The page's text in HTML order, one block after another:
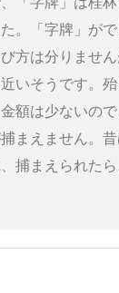
。「字牌」が
方は分りませ
いそうです。
額は少ないの
まえません。昔
捕まえられた